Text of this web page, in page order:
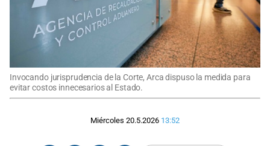
Invocando jurisprudencia de la Corte, Arca dispuso la medida para
evitar costos innecesarios al Estado.
Miércoles 20.5.2026 13:52